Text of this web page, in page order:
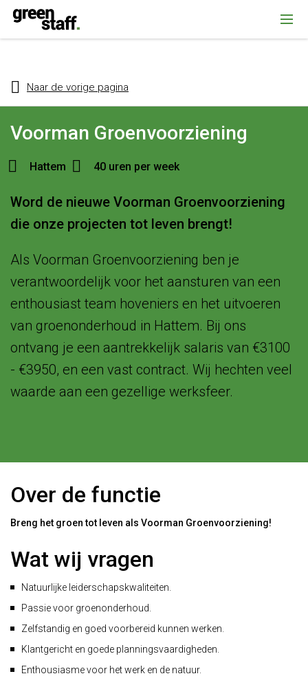
{ "@context": "https://schema.org", "@type": "Organization", "name":
""Greenstaff, "url": "https://www.greenstaff.nl", "logo": "" }
Naar de vorige pagina
Voorman Groenvoorziening
Hattem 40 uren per week
Word de nieuwe Voorman Groenvoorziening
die onze projecten tot leven brengt!
Als Voorman Groenvoorziening ben je
verantwoordelijk voor het aansturen van een
enthousiast team hoveniers en het uitvoeren
van groenonderhoud in Hattem. Bij ons
ontvang je een aantrekkelijk salaris van €3100
- €3950, en een vast contract. Wij hechten veel
waarde aan een gezellige werksfeer.
Over de functie
Breng het groen tot leven als Voorman Groenvoorziening!
Wat wij vragen
Natuurlijke leiderschapskwaliteiten.
Passie voor groenonderhoud.
Zelfstandig en goed voorbereid kunnen werken.
Klantgericht en goede planningsvaardigheden.
Enthousiasme voor het werk en de natuur.